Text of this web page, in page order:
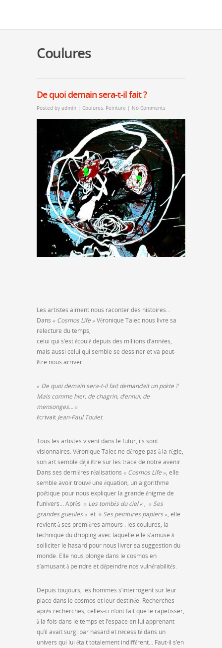
Coulures
De quoi demain sera-t-il fait ?
Posted by admin | Coulures, Peinture | No Comments
Les artistes aiment nous raconter des histoires…
Dans « Cosmos Life »Véronique Talec nous livre sa
relecture du temps,
celui qui s’est écoulé depuis des millions d’années,
mais aussi celui qui semble se dessiner et va peut-
être nous arriver…
« De quoi demain sera-t-il fait demandait un poète ?
Mais comme hier, de chagrin, d’ennui, de
mensonges… »
écrivait Jean-Paul Toulet.
Tous les artistes vivent dans le futur, ils sont
visionnaires. Véronique Talec ne déroge pas à la règle,
son art semble déjà être sur les trace de notre avenir.
Dans ses dernières réalisations « Cosmos Life », elle
semble avoir trouvé une équation, un algorithme
poétique pour nous expliquer la grande énigme de
l’univers… Après » Les tombés du ciel « , » Ses
grandes gueules « et » Ses peintures papiers », elle
revient à ses premières amours : les coulures, la
technique du dripping avec laquelle elle s’amuse à
solliciter le hasard pour nous livrer sa suggestion du
monde. Elle nous plonge dans le cosmos en
s’amusant à peindre et dépeindre nos vulnérabilités.
Depuis toujours, les hommes s’interrogent sur leur
place dans le cosmos et leur destinée. Recherches
après recherches, celles-ci n’ont fait que le rapetisser,
à la fois dans le temps et l’espace en lui apprenant
qu’il avait surgi par hasard et nécessité dans un
univers qui lui était totalement indifférent… Faut-il s’en